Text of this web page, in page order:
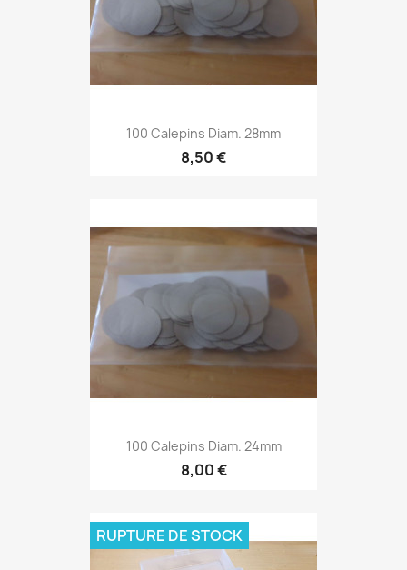
100 Calepins Diam. 28mm
8,50 €
100 Calepins Diam. 24mm
8,00 €
RUPTURE DE STOCK